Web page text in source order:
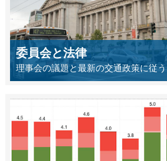
委員会と法律
理事会の議題と最新の交通政策に従う